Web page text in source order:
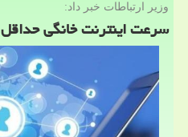
وزیر ارتباطات خبر داد:
سرعت اینترنت خانگی حداقل ۴ برابر می شود